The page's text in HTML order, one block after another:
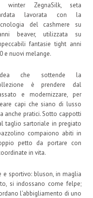
winter ZegnaSilk, seta
lavorata con la
del cashmere su
beaver, utilizzata su
fantasie tight anni
e nuovi melange.
che sottende la
è prendere dal
e modernizzare, per
capi che siano di lusso
anche pratici. Sotto cappotti
taglio sartoriale in pregiato
compaiono abiti in
petto da portare con
in vita.
sportivo: bluson, in maglia
si indossano come felpe;
l’abbigliamento di uno